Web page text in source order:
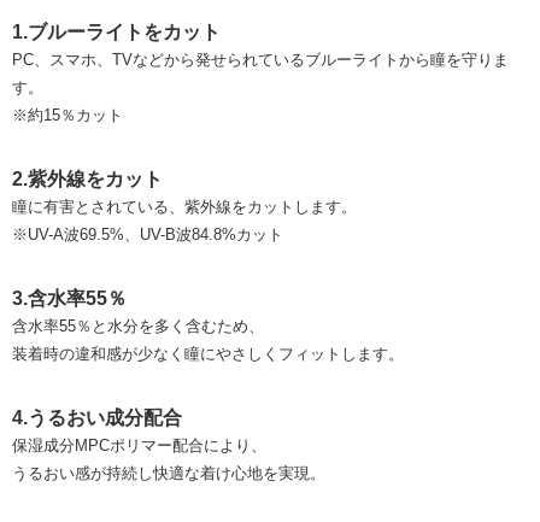
1.ブルーライトをカット
PC、スマホ、TVなどから発せられているブルーライトから瞳を守りま
す。
※約15％カット
2.紫外線をカット
瞳に有害とされている、紫外線をカットします。
※UV-A波69.5%、UV-B波84.8%カット
3.含水率55％
含水率55％と水分を多く含むため、
装着時の違和感が少なく瞳にやさしくフィットします。
4.うるおい成分配合
保湿成分MPCポリマー配合により、
うるおい感が持続し快適な着け心地を実現。